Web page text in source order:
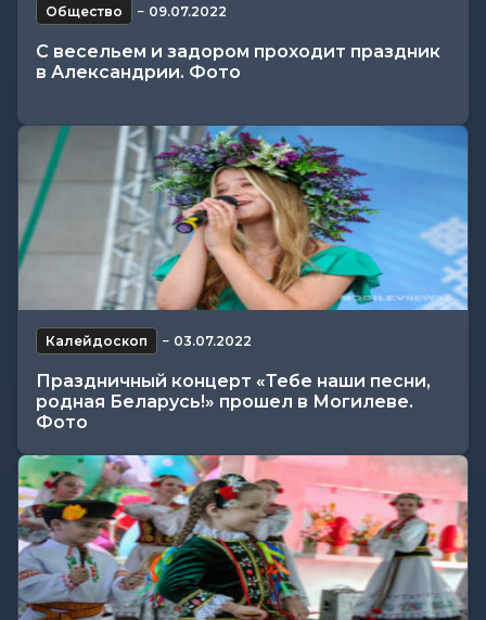
Общество − 09.07.2022
С весельем и задором проходит праздник
в Александрии. Фото
Калейдоскоп − 03.07.2022
Праздничный концерт «Тебе наши песни,
родная Беларусь!» прошел в Могилеве.
Фото